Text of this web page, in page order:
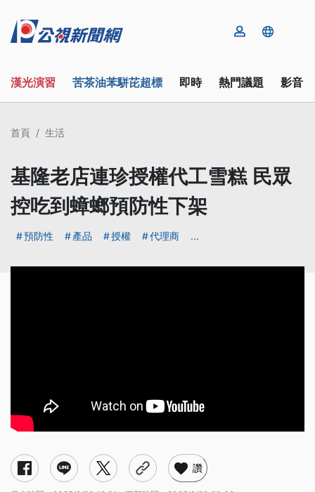
漢光演習 苦茶油苯駢芘超標 即時 熱門議題 影音
首頁 生活
基隆老店連珍授權代工雪糕 民眾
控吃到蟑螂預防性下架
預防性 產品 授權 代理商 ...
讚